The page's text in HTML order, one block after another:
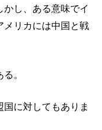
し、ある意味でイ
メリカには中国と戦
。
に対してもありま